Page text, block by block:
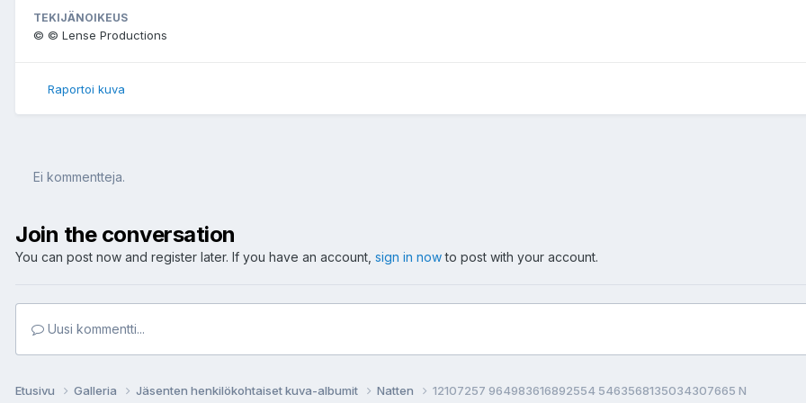
TEKIJÄNOIKEUS
© © Lense Productions
Raportoi kuva
Ei kommentteja.
Join the conversation
You can post now and register later. If you have an account, sign in nowto post with your account.
Uusi kommentti...
Etusivu Galleria Jäsenten henkilökohtaiset kuva-albumit Natten 12107257 964983616892554 5463568135034307665 N